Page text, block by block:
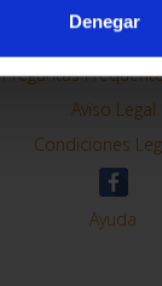
Denegar
Información
Contacto
Preguntas
Aviso Legal
Condiciones
Ayuda